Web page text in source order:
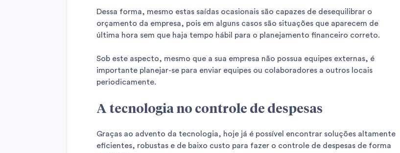
Dessa forma, mesmo estas saídas ocasionais são capazes de desequilibrar o
orçamento da empresa, pois em alguns casos são situações que aparecem de
última hora sem que haja tempo hábil para o planejamento financeiro correto.
Sob este aspecto, mesmo que a sua empresa não possua equipes externas, é
importante planejar-se para enviar equipes ou colaboradores a outros locais
periodicamente.
A tecnologia no controle de despesas
Graças ao advento da tecnologia, hoje já é possível encontrar soluções altamente
eficientes, robustas e de baixo custo para fazer o controle de despesas de forma